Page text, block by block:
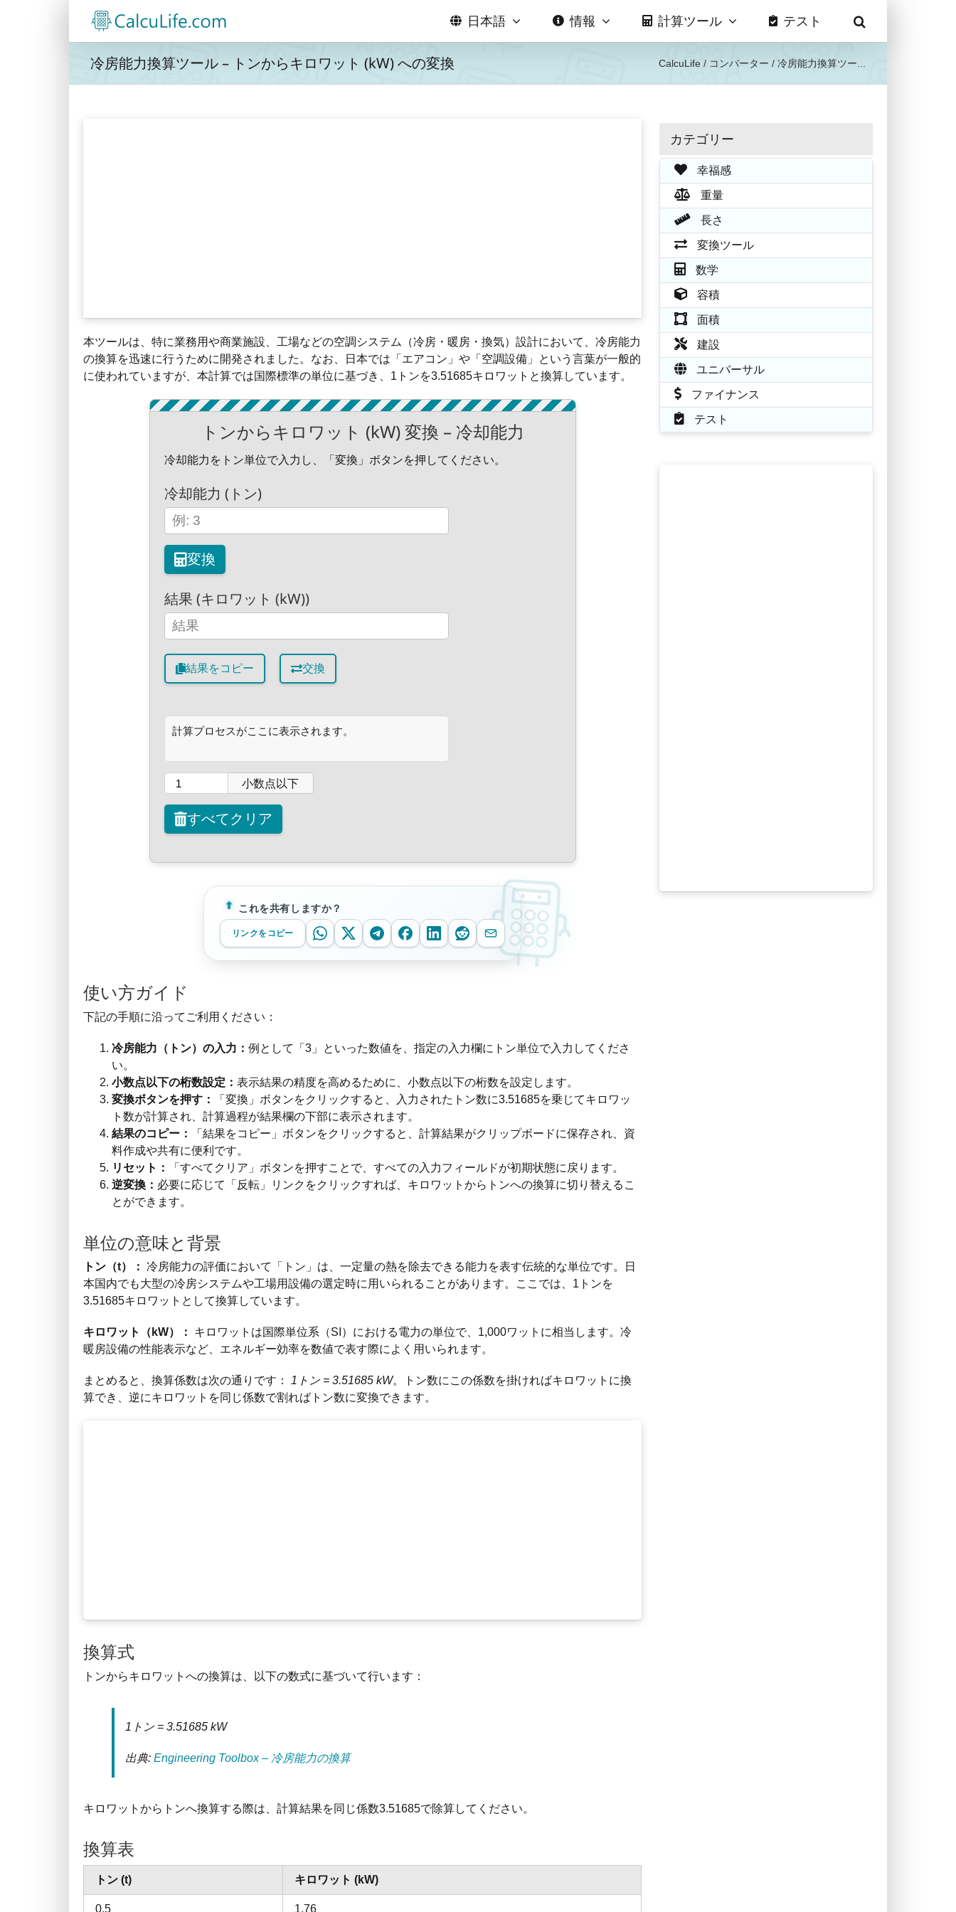
日本語 情報 計算ツール テスト
冷房能力換算ツール – トンからキロワット (kW) への変換 CalcuLife / コンバーター / 冷房能力換算ツー...
本ツールは、特に業務用や商業施設、工場などの空調システム（冷房・暖房・換気）設計において、冷房能力
の換算を迅速に行うために開発されました。なお、日本では「エアコン」や「空調設備」という言葉が一般的
に使われていますが、本計算では国際標準の単位に基づき、1トンを3.51685キロワットと換算しています。
トンからキロワット (kW) 変換 – 冷却能力
冷却能力をトン単位で入力し、「変換」ボタンを押してください。
冷却能力 (トン)
変換
結果 (キロワット (kW))
結果をコピー 交換
計算プロセスがここに表示されます。
小数点以下
すべてクリア
これを共有しますか？
リンクをコピー
使い方ガイド
下記の手順に沿ってご利用ください：
冷房能力（トン）の入力： 例として「3」といった数値を、指定の入力欄にトン単位で入力してくださ
い。
小数点以下の桁数設定： 表示結果の精度を高めるために、小数点以下の桁数を設定します。
変換ボタンを押す：
「変換」ボタンをクリックすると、入力されたトン数に3.51685を乗じてキロワッ
ト数が計算され、計算過程が結果欄の下部に表示されます。
結果のコピー：
「結果をコピー」ボタンをクリックすると、計算結果がクリップボードに保存され、資
料作成や共有に便利です。
リセット：
「すべてクリア」ボタンを押すことで、すべての入力フィールドが初期状態に戻ります。
逆変換： 必要に応じて「反転」リンクをクリックすれば、キロワットからトンへの換算に切り替えるこ
とができます。
単位の意味と背景
トン（t）： 冷房能力の評価において「トン」は、一定量の熱を除去できる能力を表す伝統的な単位です。日
本国内でも大型の冷房システムや工場用設備の選定時に用いられることがあります。ここでは、1トンを
3.51685キロワットとして換算しています。
キロワット（kW）：
キロワットは国際単位系（SI）における電力の単位で、1,000ワットに相当します。冷
暖房設備の性能表示など、エネルギー効率を数値で表す際によく用いられます。
まとめると、換算係数は次の通りです： 1トン = 3.51685 kW。トン数にこの係数を掛ければキロワットに換
算でき、逆にキロワットを同じ係数で割ればトン数に変換できます。
換算式
トンからキロワットへの換算は、以下の数式に基づいて行います：
1トン = 3.51685 kW
出典: Engineering Toolbox – 冷房能力の換算
キロワットからトンへ換算する際は、計算結果を同じ係数3.51685で除算してください。
換算表
トン (t) キロワット (kW)
0.5 1.76
カテゴリー
幸福感
重量
長さ
変換ツール
数学
容積
面積
建設
ユニバーサル
ファイナンス
テスト